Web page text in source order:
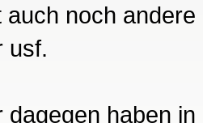
noch
usf.
dagegen haben